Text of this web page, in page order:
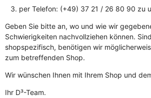
per Telefon: (+49) 37 21 / 26 80 90 zu
Geben Sie bitte an, wo und wie wir
Schwierigkeiten nachvollziehen können.
shopspezifisch, benötigen wir
zum betreffenden Shop.
Wir wünschen Ihnen mit Ihrem Shop und
Ihr D³-Team.